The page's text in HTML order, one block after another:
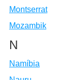
Montserrat
Mozambik
N
Namíbia